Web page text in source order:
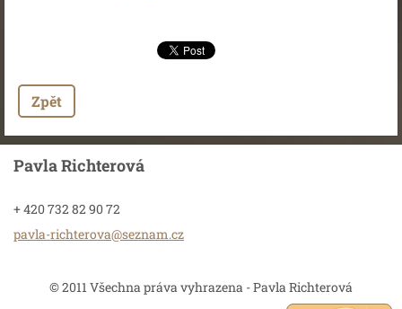
Zpět
Pavla Richterová
+ 420 732 82 90 72
pavla-richterova@seznam.cz
© 2011 Všechna práva vyhrazena - Pavla Richterová